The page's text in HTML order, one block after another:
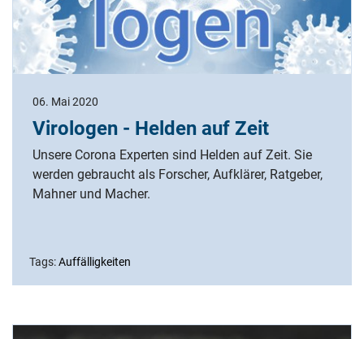
06. Mai 2020
Virologen - Helden auf Zeit
Unsere Corona Experten sind Helden auf Zeit. Sie
werden gebraucht als Forscher, Aufklärer, Ratgeber,
Mahner und Macher.
Tags:Auffälligkeiten